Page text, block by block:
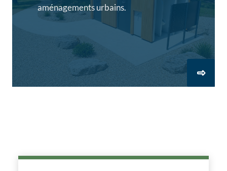
aménagements urbains.